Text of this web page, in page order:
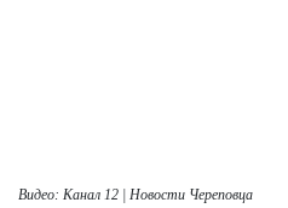
Видео: Канал 12 | Новости Череповца